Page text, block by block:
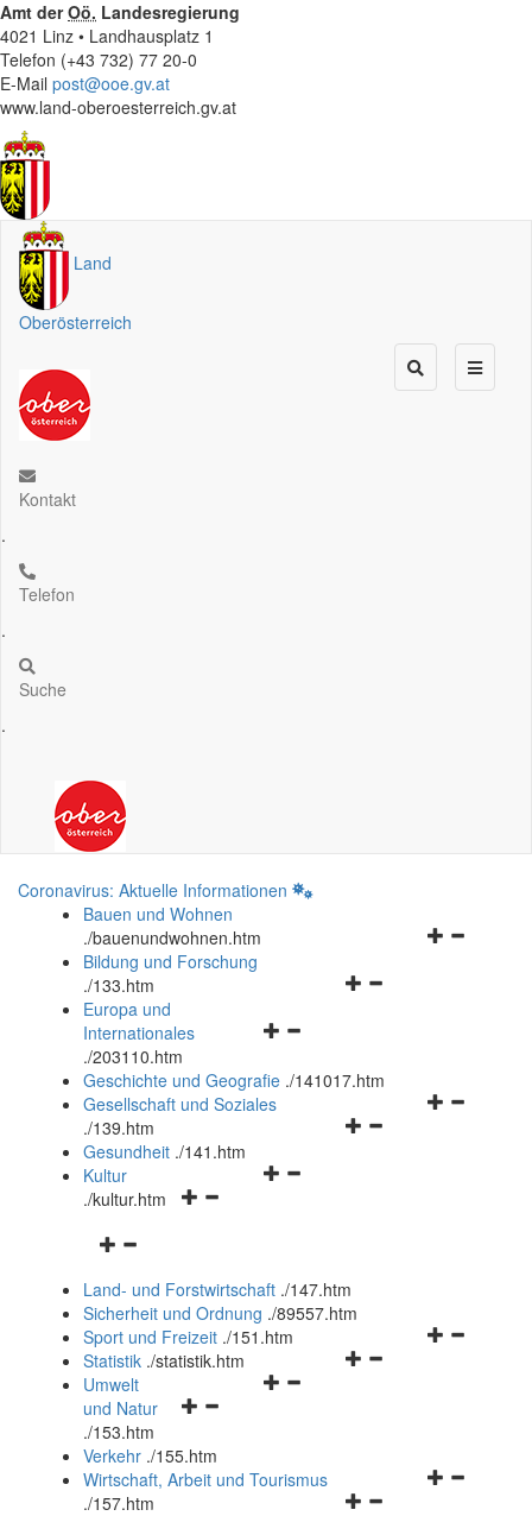
Amt derOö. Landesregierung
4021 Linz • Landhausplatz 1
Telefon (+43 732) 77 20-0
E-Mail post@ooe.gv.at
www.land-oberoesterreich.gv.at
Land
Oberösterreich
Kontakt
.
Telefon
.
Suche
.
Coronavirus: Aktuelle Informationen
Bauen und Wohnen
./bauenundwohnen.htm
Navigationsmenü
Bildung und Forschung
./133.htm
Navigationsmenü
und
schließen
Europa und
Internationales
./203110.htm
Geschichte und Geografie ./141017.htm
Navigationsmenü
Gesellschaft und Soziales
./139.htm
Navigationsmenü
Gesundheit ./141.htm
Navigationsmenü
Kultur
./kultur.htm
Navigationsmenü
und
schließen
Land- und Forstwirtschaft ./147.htm
Sicherheit und Ordnung ./89557.htm
Navigationsmenü
Sport und Freizeit ./151.htm
Navigationsmenü
Statistik ./statistik.htm
Navigationsmenü
und
schließen
Umwelt
und Natur
./153.htm
Verkehr ./155.htm
Navigationsmenü
Wirtschaft, Arbeit und Tourismus
./157.htm